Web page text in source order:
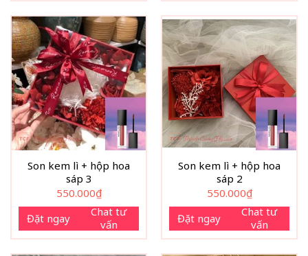
Son kem lì + hộp hoa
sáp 3
550.000₫
Đặt ngay
Chat tư
vấn
Son kem lì + hộp hoa
sáp 2
550.000₫
Đặt ngay
Chat tư
vấn